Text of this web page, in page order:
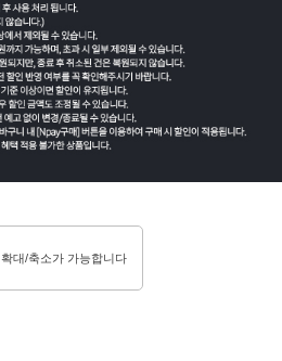
확대/축소가 가능합니다